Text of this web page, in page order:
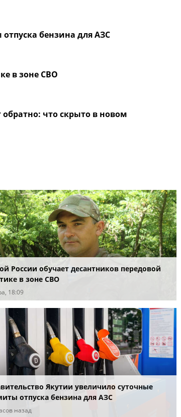
бензина для АЗС
в зоне СВО
что скрыто в новом
России обучает десантников передовой
в зоне СВО
18:09
Якутии увеличило суточные
отпуска бензина для АЗС
назад